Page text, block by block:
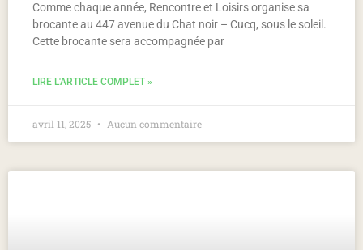
Comme chaque année, Rencontre et Loisirs organise sa
brocante au 447 avenue du Chat noir – Cucq, sous le soleil.
Cette brocante sera accompagnée par
LIRE L'ARTICLE COMPLET »
avril 11, 2025 Aucun commentaire